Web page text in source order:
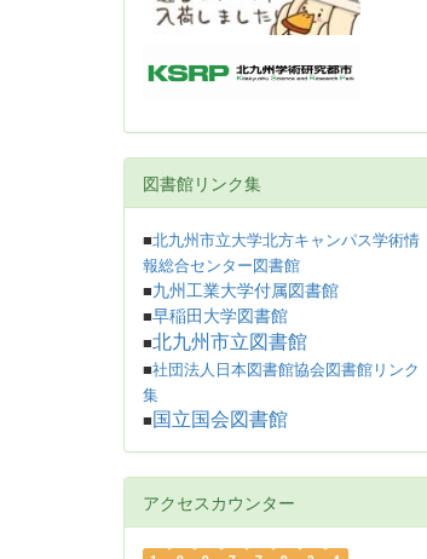
図書館リンク集
■北九州市立大学北方キャンパス学術情
報総合センター図書館
■九州工業大学付属図書館
■早稲田大学図書館
■北九州市立図書館
■社団法人日本図書館協会図書館リンク
集
■ 国立国会図書館
アクセスカウンター